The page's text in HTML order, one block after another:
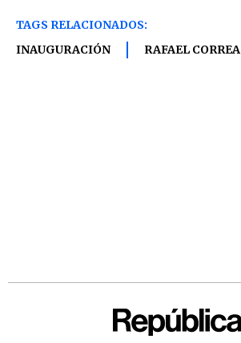
TAGS RELACIONADOS:
INAUGURACIÓN
RAFAEL CORREA